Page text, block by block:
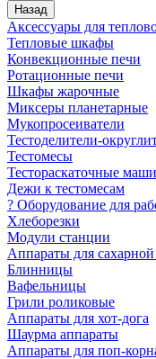
Назад
Аксессуары для
Тепловые шкафы
Конвекционные печи
Ротационные печи
Шкафы жарочные
Миксеры планетарные
Мукопросеиватели
Тестоделители-
Тестомесы
Тестораскаточные
Дежи к тестомесам
? Оборудование для
Хлеборезки
Модули станции
Аппараты для
Блинницы
Вафельницы
Грили роликовые
Аппараты для хот-дога
Шаурма аппараты
Аппараты для поп-